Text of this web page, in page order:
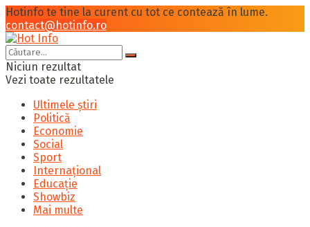
Hotinfo te tine la curent cu tot ce contează în lume.
contact@hotinfo.ro
Niciun rezultat
Vezi toate rezultatele
Ultimele știri
Politică
Economie
Social
Sport
Internațional
Educație
Showbiz
Mai multe